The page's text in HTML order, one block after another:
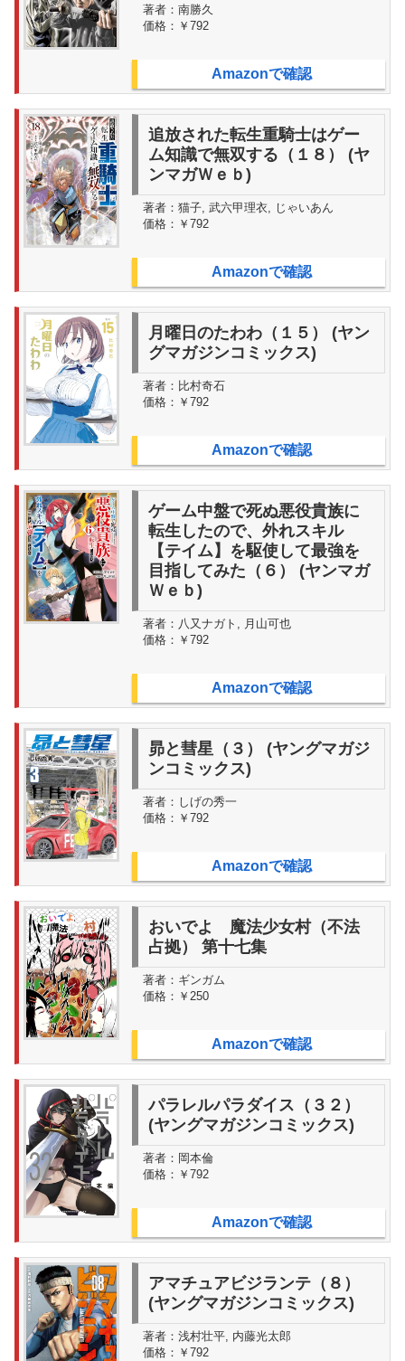
著者： 南勝久
価格： ￥792
Amazonで確認
追放された転生重騎士はゲー
ム知識で無双する（１８） (ヤ
ンマガＷｅｂ)
著者： 猫子, 武六甲理衣, じゃいあん
価格： ￥792
Amazonで確認
月曜日のたわわ（１５） (ヤン
グマガジンコミックス)
著者： 比村奇石
価格： ￥792
Amazonで確認
ゲーム中盤で死ぬ悪役貴族に
転生したので、外れスキル
【テイム】を駆使して最強を
目指してみた（６） (ヤンマガ
Ｗｅｂ)
著者： 八又ナガト, 月山可也
価格： ￥792
Amazonで確認
昴と彗星（３） (ヤングマガジ
ンコミックス)
著者： しげの秀一
価格： ￥792
Amazonで確認
おいでよ 魔法少女村（不法
占拠） 第十七集
著者： ギンガム
価格： ￥250
Amazonで確認
パラレルパラダイス（３２）
(ヤングマガジンコミックス)
著者： 岡本倫
価格： ￥792
Amazonで確認
アマチュアビジランテ（８）
(ヤングマガジンコミックス)
著者： 浅村壮平, 内藤光太郎
価格： ￥792